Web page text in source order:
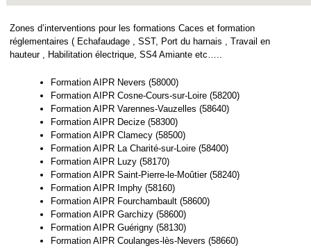
Zones d’interventions pour les formations Caces et formation
réglementaires ( Echafaudage , SST, Port du harnais , Travail en
hauteur , Habilitation électrique, SS4 Amiante etc…..
Formation AIPR Nevers (58000)
Formation AIPR Cosne-Cours-sur-Loire (58200)
Formation AIPR Varennes-Vauzelles (58640)
Formation AIPR Decize (58300)
Formation AIPR Clamecy (58500)
Formation AIPR La Charité-sur-Loire (58400)
Formation AIPR Luzy (58170)
Formation AIPR Saint-Pierre-le-Moûtier (58240)
Formation AIPR Imphy (58160)
Formation AIPR Fourchambault (58600)
Formation AIPR Garchizy (58600)
Formation AIPR Guérigny (58130)
Formation AIPR Coulanges-lès-Nevers (58660)